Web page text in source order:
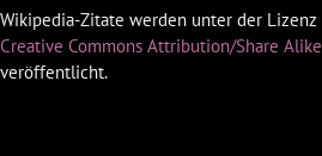
Wikipedia-Zitate werden unter der Lizenz
Creative Commons Attribution/Share Alike
veröffentlicht.